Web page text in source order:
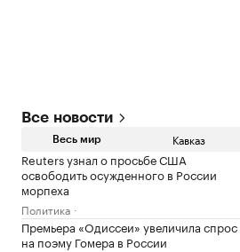
Все новости
Весь мир Кавказ
Reuters узнал о просьбе США
освободить осужденного в России
морпеха
Политика
Премьера «Одиссеи» увеличила спрос
на поэму Гомера в России